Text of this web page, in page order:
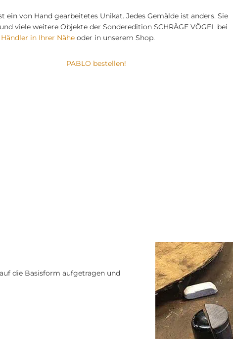
ein von Hand gearbeitetes Unikat. Jedes Gemälde ist anders. Sie
viele weitere Objekte der Sonderedition SCHRÄGE VÖGEL bei
Händler in Ihrer Näheoder in unserem Shop.
PABLO bestellen!
die Basisform aufgetragen und